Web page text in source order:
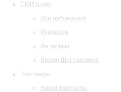
СМИ о нас
Все публикации
Рецензии
Интервью
Время Шостаковича
Партнеры
Наши партнеры